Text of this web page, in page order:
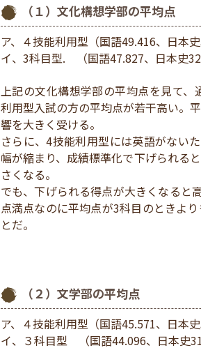
（１）文化構想学部の平均点
ア、４技能利用型（国語49.416、日本
イ、3科目型.
（国語47.827、日本史
上記の文化構想学部の平均点を見て
利用型入試の方の平均点が若干高い。
響を大きく受ける。
さらに、4技能利用型には英語がない
幅が縮まり、成績標準化で下げられる
さくなる。
でも、下げられる得点が大きくなると
点満点なのに平均点が3科目のときよ
とだ。
（２）文学部の平均点
ア、４技能利用型（国語45.571、日本
イ、３科目型
（国語44.096、日本史